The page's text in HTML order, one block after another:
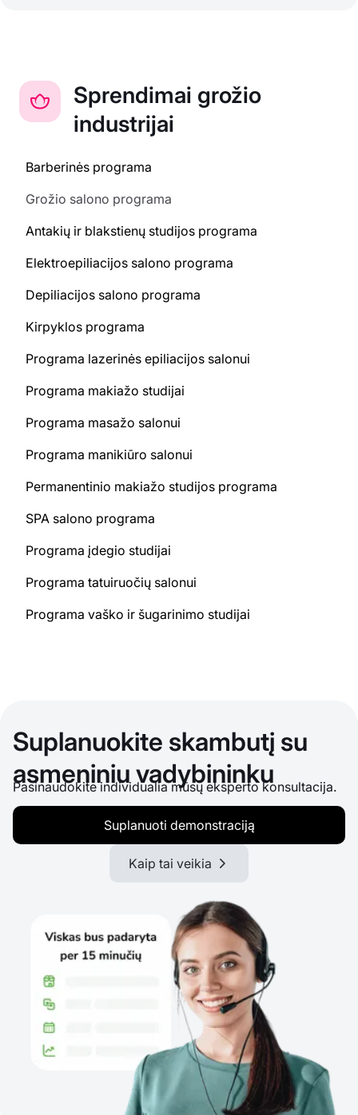
Sprendimai grožio
industrijai
Barberinės programa
Grožio salono programa
Antakių ir blakstienų studijos programa
Elektroepiliacijos salono programa
Depiliacijos salono programa
Kirpyklos programa
Programa lazerinės epiliacijos salonui
Programa makiažo studijai
Programa masažo salonui
Programa manikiūro salonui
Permanentinio makiažo studijos programa
SPA salono programa
Programa įdegio studijai
Programa tatuiruočių salonui
Programa vaško ir šugarinimo studijai
Suplanuokite skambutį su
asmeniniu vadybininku
Pasinaudokite individualia mūsų eksperto konsultacija.
Suplanuoti demonstraciją
Kaip tai veikia